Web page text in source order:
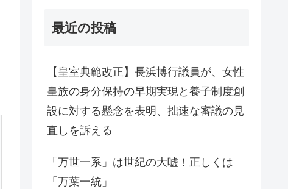
最近の投稿
【皇室典範改正】長浜博行議員が、女性
皇族の身分保持の早期実現と養子制度創
設に対する懸念を表明、拙速な審議の見
直しを訴える
「万世一系」は世紀の大嘘！正しくは
「万葉一統」